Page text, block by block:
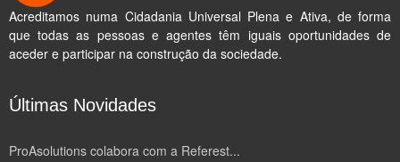
Acreditamos numa Cidadania Universal Plena e Ativa, de forma
que todas as pessoas e agentes têm iguais oportunidades de
aceder e participar na construção da sociedade.
Últimas Novidades
ProAsolutions colabora com a Referest...